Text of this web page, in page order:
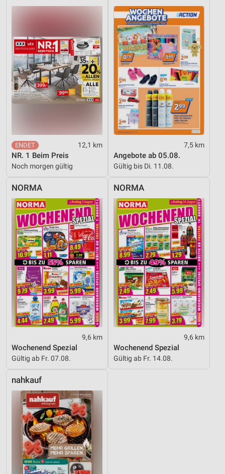
12,1 km
NR. 1 Beim Preis
Noch morgen gültig
7,5 km
Angebote ab 05.08.
Gültig bis Di. 11.08.
NORMA
9,6 km
Wochenend Spezial
Gültig ab Fr. 07.08.
NORMA
9,6 km
Wochenend Spezial
Gültig ab Fr. 14.08.
nahkauf